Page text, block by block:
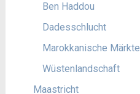
Ben Haddou
Dadesschlucht
Marokkanische Märkte
Wüstenlandschaft
Maastricht